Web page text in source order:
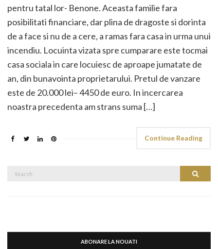
pentru tatal lor- Benone. Aceasta familie fara
posibilitati financiare, dar plina de dragoste si dorinta
de a face si nu de a cere, a ramas fara casa in urma unui
incendiu. Locuinta vizata spre cumparare este tocmai
casa sociala in care locuiesc de aproape jumatate de
an, din bunavointa proprietarului. Pretul de vanzare
este de 20.000 lei– 4450 de euro. In incercarea
noastra precedenta am strans suma […]
Continue Reading
Search
Search
ABONARE LA NOUATI